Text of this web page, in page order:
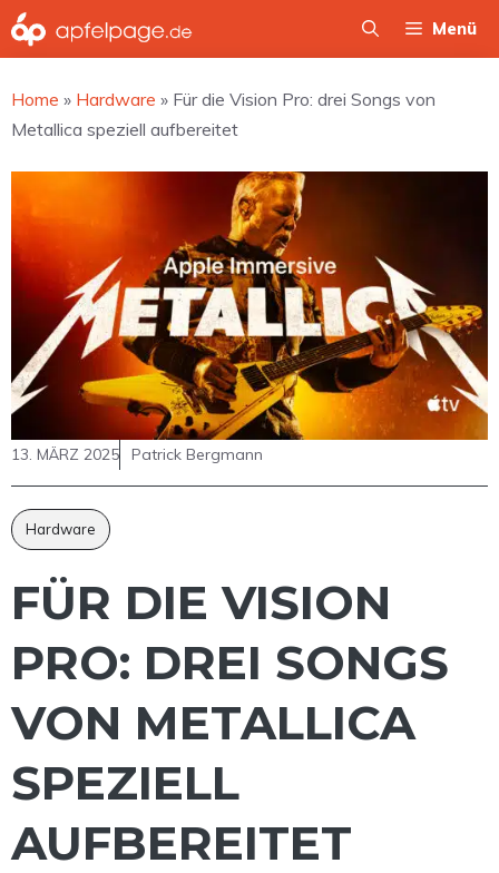
Zum
Inhalt
Menü
Home » Hardware » Für die Vision Pro: drei Songs von
Metallica speziell aufbereitet
13. MÄRZ 2025 Patrick Bergmann
Hardware
FÜR DIE VISION
PRO: DREI SONGS
VON METALLICA
SPEZIELL
AUFBEREITET